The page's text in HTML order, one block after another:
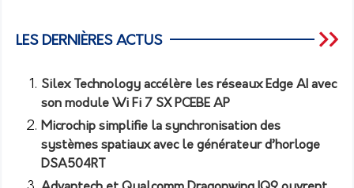
LES DERNIÈRES ACTUS
Silex Technology accélère les réseaux Edge AI avec
son module Wi Fi 7 SX PCEBE AP
Microchip simplifie la synchronisation des
systèmes spatiaux avec le générateur d’horloge
DSA504RT